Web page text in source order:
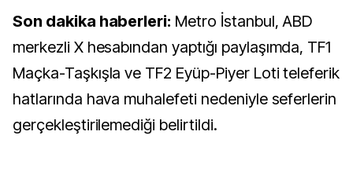
Son dakika haberleri: Metro İstanbul, ABD
merkezli X hesabından yaptığı paylaşımda, TF1
Maçka-Taşkışla ve TF2 Eyüp-Piyer Loti teleferik
hatlarında hava muhalefeti nedeniyle seferlerin
gerçekleştirilemediği belirtildi.